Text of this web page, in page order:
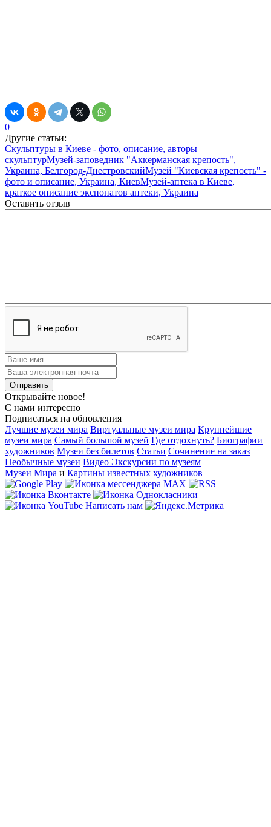
0
Другие статьи:
Скульптуры в Киеве - фото, описание, авторы
скульптурМузей-заповедник "Аккерманская крепость",
Украина, Белгород-ДнестровскийМузей "Киевская крепость" -
фото и описание, Украина, КиевМузей-аптека в Киеве,
краткое описание экспонатов аптеки, Украина
Оставить отзыв
Открывайте новое!
С нами интересно
Подписаться на обновления
Лучшие музеи мира Виртуальные музеи мира Крупнейшие
музеи мира Самый большой музей Где отдохнуть? Биографии
художников Музеи без билетов Статьи Сочинение на заказ
Необычные музеи Видео Экскурсии по музеям
Музеи Мира и Картины известных художников
Написать нам